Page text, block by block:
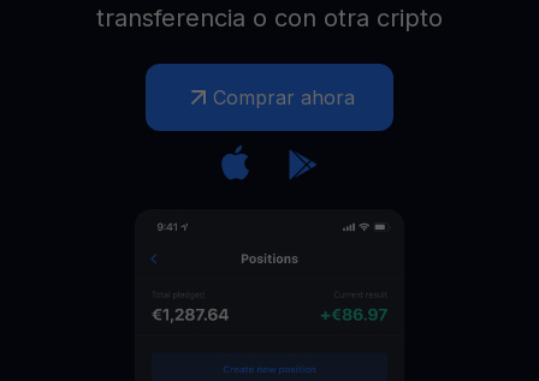
transferencia o con otra cripto
Comprar ahora